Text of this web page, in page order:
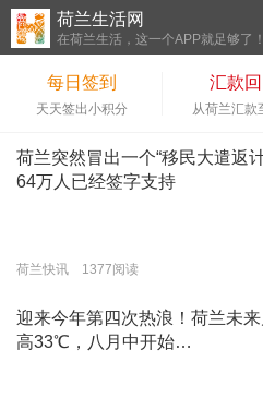
荷兰生活网
在荷兰生活，这一个APP就足够了！
每日签到
天天签出小积分
汇款
从荷兰汇款
荷兰突然冒出一个“移民大遣返计
64万人已经签字支持
荷兰快讯 1377阅读
迎来今年第四次热浪！荷兰未
高33℃，八月中开始…